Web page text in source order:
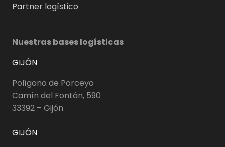
Partner logístico
Nuestras bases logísticas
GIJÓN
Polígono de Porceyo
Camín del Fontán, 590
33392 – Gijón
GIJÓN